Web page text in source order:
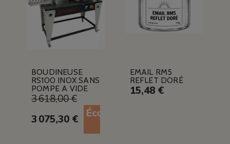
BOUDINEUSE
RS100 INOX SANS
POMPE A VIDE
3 618,00 €
3 075,30 €
Économisez
EMAIL RM5
REFLET DORÉ
15,48 €